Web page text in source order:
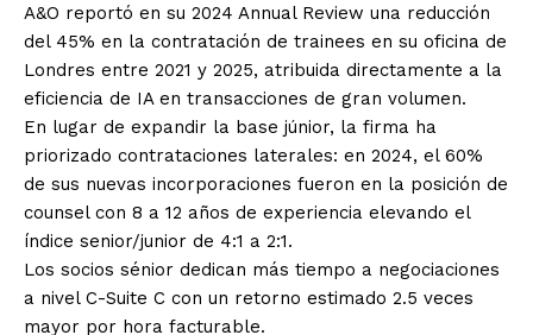
A&O reportó en su 2024 Annual Review una reducción
del 45% en la contratación de trainees en su oficina de
Londres entre 2021 y 2025, atribuida directamente a la
eficiencia de IA en transacciones de gran volumen.
En lugar de expandir la base júnior, la firma ha
priorizado contrataciones laterales: en 2024, el 60%
de sus nuevas incorporaciones fueron en la posición de
counsel con 8 a 12 años de experiencia elevando el
índice senior/junior de 4:1 a 2:1.
Los socios sénior dedican más tiempo a negociaciones
a nivel C-Suite C con un retorno estimado 2.5 veces
mayor por hora facturable.